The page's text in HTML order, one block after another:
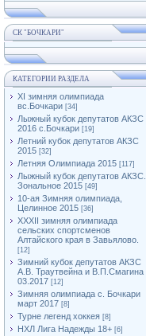
СК "БОЧКАРИ"
КАТЕГОРИИ РАЗДЕЛА
XI зимняя олимпиада
вс.Бочкари [34]
Лыжный кубок депутатов АКЗС
2016 с.Бочкари [19]
Летний кубок депутатов АКЗС
2015 [32]
Летняя Олимпиада 2015 [117]
Лыжный кубок депутатов АКЗС.
Зональное 2015 [49]
10-ая Зимняя олимпиада,
Целинное 2015 [36]
XXXII зимняя олимпиада
сельских спортсменов
Алтайского края в Завьялово.
[12]
Зимний кубок депутатов АКЗС
А.В. Траутвейна и В.П.Смагина
03.2017 [12]
Зимняя олимпиада с. Бочкари
март 2017 [8]
Турне легенд хоккея [8]
НХЛ Лига Надежды 18+ [6]